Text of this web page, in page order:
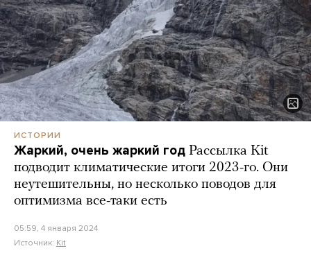
ИСТОРИИ
Жаркий, очень жаркий год Рассылка Kit
подводит климатические итоги 2023-го. Они
неутешительны, но несколько поводов для
оптимизма все-таки есть
05:59, 4 января 2024
Источник: Kit